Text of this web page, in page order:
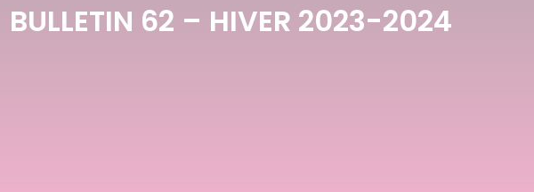
BULLETIN 62 – HIVER 2023-2024